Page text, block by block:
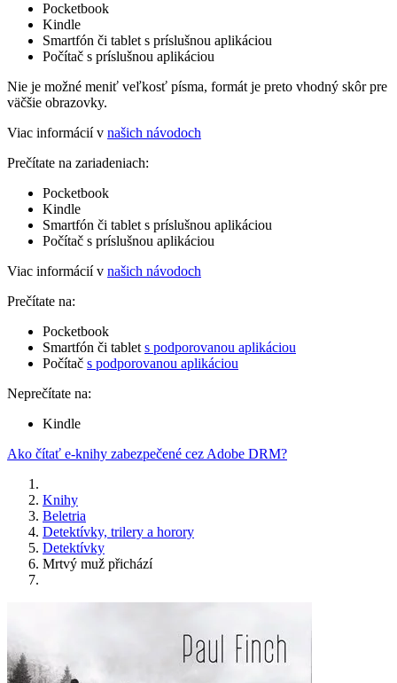
Pocketbook
Kindle
Smartfón či tablet s príslušnou aplikáciou
Počítač s príslušnou aplikáciou
Nie je možné meniť veľkosť písma, formát je preto vhodný skôr pre
väčšie obrazovky.
Viac informácií v našich návodoch
Prečítate na zariadeniach:
Pocketbook
Kindle
Smartfón či tablet s príslušnou aplikáciou
Počítač s príslušnou aplikáciou
Viac informácií v našich návodoch
Prečítate na:
Pocketbook
Smartfón či tablet s podporovanou aplikáciou
Počítač s podporovanou aplikáciou
Neprečítate na:
Kindle
Ako čítať e-knihy zabezpečené cez Adobe DRM?
Knihy
Beletria
Detektívky, trilery a horory
Detektívky
Mrtvý muž přichází